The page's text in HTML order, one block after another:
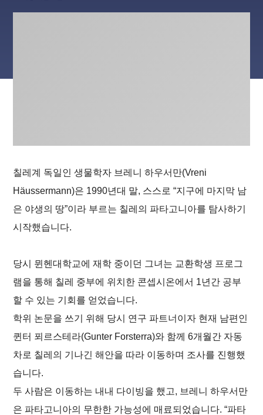
칠레계 독일인 생물학자 브레니 하우서만(Vreni
Häussermann)은 1990년대 말, 스스로 “지구에 마지막 남
은 야생의 땅”이라 부르는 칠레의 파타고니아를 탐사하기
시작했습니다.
당시 뮌헨대학교에 재학 중이던 그녀는 교환학생 프로그
램을 통해 칠레 중부에 위치한 콘셉시온에서 1년간 공부
할 수 있는 기회를 얻었습니다.
학위 논문을 쓰기 위해 당시 연구 파트너이자 현재 남편인
퀸터 푀르스테라(Gunter Forsterra)와 함께 6개월간 자동
차로 칠레의 기나긴 해안을 따라 이동하며 조사를 진행했
습니다.
두 사람은 이동하는 내내 다이빙을 했고, 브레니 하우서만
은 파타고니아의 무한한 가능성에 매료되었습니다. “파타